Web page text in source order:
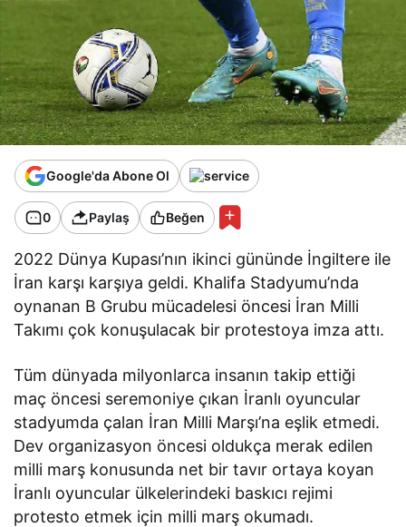
Google'da Abone Ol
0 Paylaş Beğen
2022 Dünya Kupası’nın ikinci gününde İngiltere ile
İran karşı karşıya geldi. Khalifa Stadyumu’nda
oynanan B Grubu mücadelesi öncesi İran Milli
Takımı çok konuşulacak bir protestoya imza attı.
Tüm dünyada milyonlarca insanın takip ettiği
maç öncesi seremoniye çıkan İranlı oyuncular
stadyumda çalan İran Milli Marşı’na eşlik etmedi.
Dev organizasyon öncesi oldukça merak edilen
milli marş konusunda net bir tavır ortaya koyan
İranlı oyuncular ülkelerindeki baskıcı rejimi
protesto etmek için milli marş okumadı.